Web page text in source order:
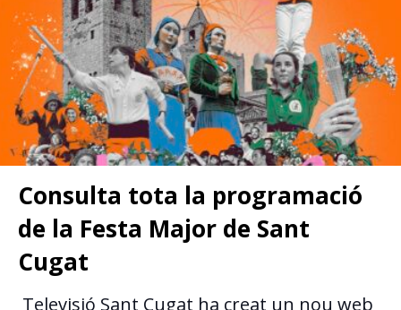
Consulta tota la programació
de la Festa Major de Sant
Cugat
Televisió Sant Cugat ha creat un nou web